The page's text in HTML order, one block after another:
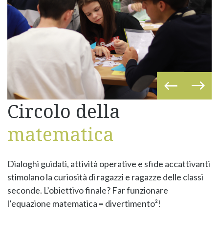
Circolo della
matematica
Dialoghi guidati, attività operative e sfide accattivanti
stimolano la curiosità di ragazzi e ragazze delle classi
seconde. L’obiettivo finale? Far funzionare
l’equazione matematica = divertimento²!